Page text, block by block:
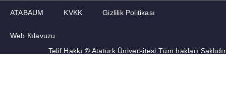
ATABAUM KVKK Gizlilik Politikası
Web Kılavuzu
Telif Hakkı © Atatürk Üniversitesi Tüm hakları Saklıdır